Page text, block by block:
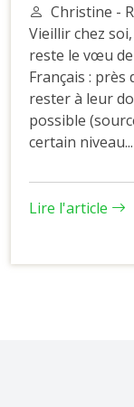
Christine -
Vieillir chez
reste le vœu
Français :
rester à leur
possible
certain niveau...
Lire l'article